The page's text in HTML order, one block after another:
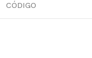
CÓDIGO